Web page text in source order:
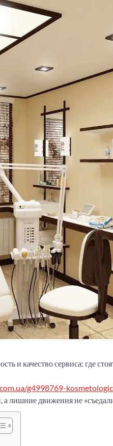
и качество сервиса: где
g4998769-
а лишние движения не